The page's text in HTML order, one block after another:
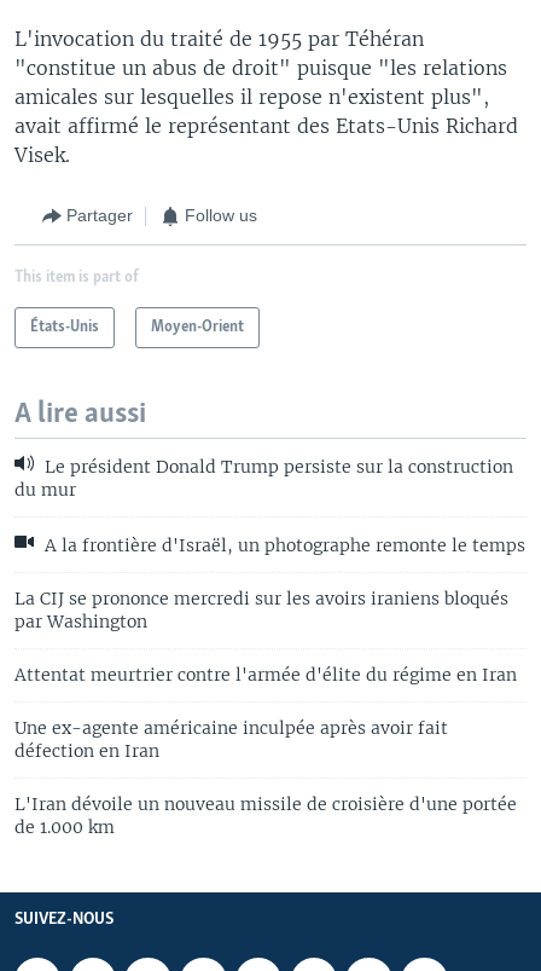
L'invocation du traité de 1955 par Téhéran
"constitue un abus de droit" puisque "les relations
amicales sur lesquelles il repose n'existent plus",
avait affirmé le représentant des Etats-Unis Richard
Visek.
Partager Follow us
This item is part of
États-Unis Moyen-Orient
A lire aussi
Le président Donald Trump persiste sur la construction
du mur
A la frontière d'Israël, un photographe remonte le temps
La CIJ se prononce mercredi sur les avoirs iraniens bloqués
par Washington
Attentat meurtrier contre l'armée d'élite du régime en Iran
Une ex-agente américaine inculpée après avoir fait
défection en Iran
L'Iran dévoile un nouveau missile de croisière d'une portée
de 1.000 km
SUIVEZ-NOUS